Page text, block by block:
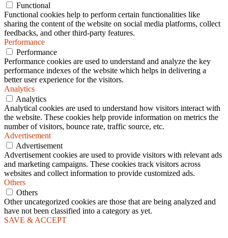
Functional
Functional cookies help to perform certain functionalities like
sharing the content of the website on social media platforms, collect
feedbacks, and other third-party features.
Performance
Performance
Performance cookies are used to understand and analyze the key
performance indexes of the website which helps in delivering a
better user experience for the visitors.
Analytics
Analytics
Analytical cookies are used to understand how visitors interact with
the website. These cookies help provide information on metrics the
number of visitors, bounce rate, traffic source, etc.
Advertisement
Advertisement
Advertisement cookies are used to provide visitors with relevant ads
and marketing campaigns. These cookies track visitors across
websites and collect information to provide customized ads.
Others
Others
Other uncategorized cookies are those that are being analyzed and
have not been classified into a category as yet.
SAVE & ACCEPT